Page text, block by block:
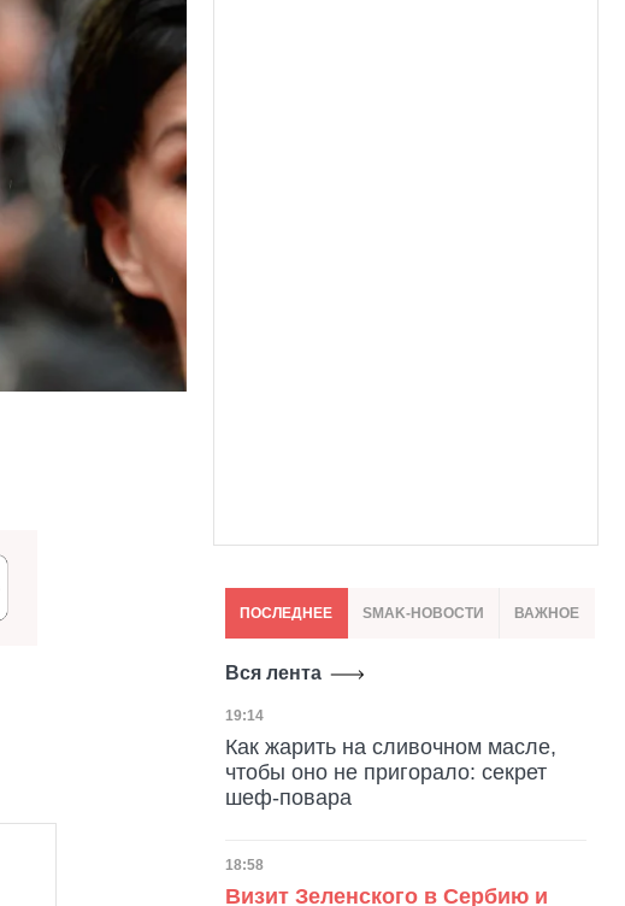
ПОСЛЕДНЕЕ SMAK-НОВОСТИ ВАЖНОЕ
Вся лента
Дата публикации
19:14
Как жарить на сливочном масле,
чтобы оно не пригорало: секрет
шеф-повара
Дата публикации
18:58
Визит Зеленского в Сербию и